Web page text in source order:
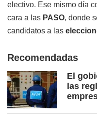
electivo. Ese mismo día
cara a las PASO, donde
candidatos a las
Recomendadas
El
las